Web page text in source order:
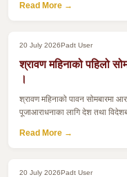
Read More →
20 July 2026Padt User
श्रावण महिनाको पहिलो
।
श्रावण महिनाको पावन सोमबारमा
पूजाआराधनाका लागि देश तथा
Read More →
20 July 2026Padt User